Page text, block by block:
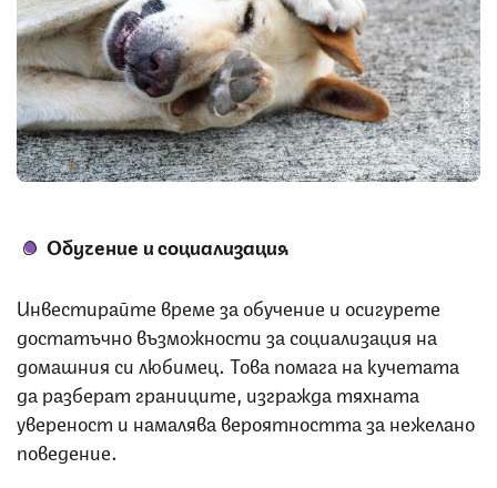
Снимка: iStock
Обучение и социализация
Инвестирайте време за обучение и осигурете
достатъчно възможности за социализация на
домашния си любимец. Това помага на кучетата
да разберат границите, изгражда тяхната
увереност и намалява вероятността за нежелано
поведение.